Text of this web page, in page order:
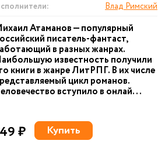
Влад Римский
Атаманов — популярный
писатель-фантаст,
в разных жанрах.
известность получили
книги в жанре ЛитРПГ. В их числе
цикл романов.
вступило в онлай...
₽ Купить